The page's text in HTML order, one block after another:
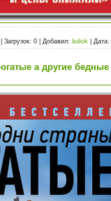
Загрузок: 0 Добавил: liuliok Дата:
а другие бедные